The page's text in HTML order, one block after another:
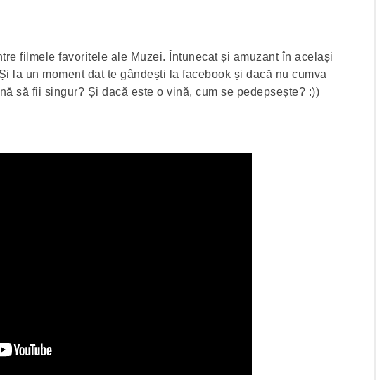
filmele favoritele ale Muzei. Întunecat și amuzant în același
la un moment dat te gândești la facebook și dacă nu cumva
să fii singur? Și dacă este o vină, cum se pedepsește? :))